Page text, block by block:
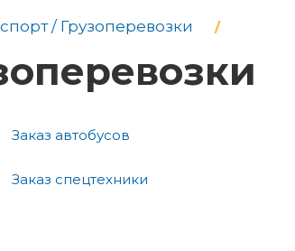
/ Грузоперевозки
Заказ автобусов
Заказ спецтехники